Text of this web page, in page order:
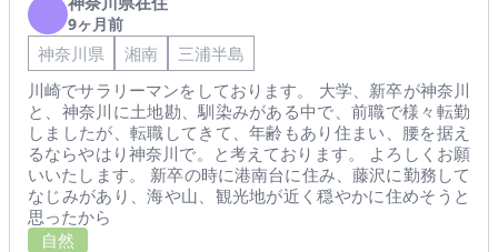
9ヶ月前
神奈川県 湘南
三浦半島
川崎でサラリーマンをしております。 大学、新卒が神奈川
と、神奈川に土地勘、馴染みがある中で、前職で様々転勤
しましたが、転職してきて、年齢もあり住まい、腰を据え
るならやはり神奈川で。と考えております。 よろしくお願
いいたします。 新卒の時に港南台に住み、藤沢に勤務して
なじみがあり、海や山、観光地が近く穏やかに住めそうと
思ったから
自然